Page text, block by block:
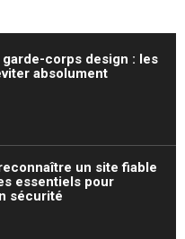
corps design : les
absolument
un site fiable
essentiels pour
sécurité